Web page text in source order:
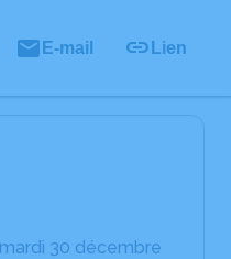
E-mail Lien
30 décembre